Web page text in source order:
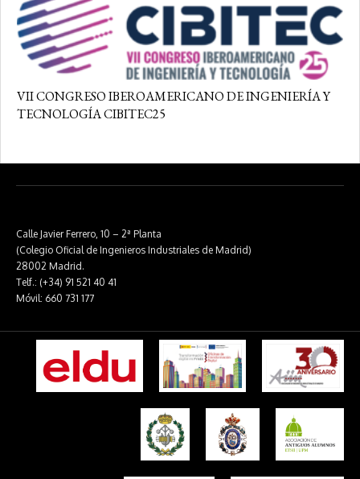
VII CONGRESO IBEROAMERICANO DE INGENIERÍA Y
TECNOLOGÍA CIBITEC25
Calle Javier Ferrero, 10 – 2ª Planta
(Colegio Oficial de Ingenieros Industriales de Madrid)
28002 Madrid.
Telf.: (+34) 91 521 40 41
Móvil: 660 731 177